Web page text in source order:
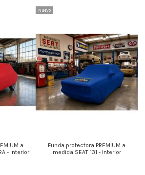
a
- Interior
Nuevo
Funda protectora PREMIUM a
medida SEAT 131 - Interior